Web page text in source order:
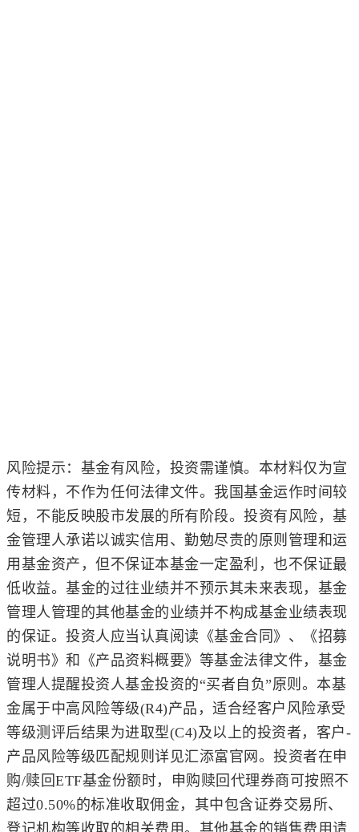
风险提示：基金有风险，投资需谨慎。本材料仅为宣
传材料，不作为任何法律文件。我国基金运作时间较
短，不能反映股市发展的所有阶段。投资有风险，基
金管理人承诺以诚实信用、勤勉尽责的原则管理和运
用基金资产，但不保证本基金一定盈利，也不保证最
低收益。基金的过往业绩并不预示其未来表现，基金
管理人管理的其他基金的业绩并不构成基金业绩表现
的保证。投资人应当认真阅读《基金合同》、《招募
说明书》和《产品资料概要》等基金法律文件，基金
管理人提醒投资人基金投资的“买者自负”原则。本基
金属于中高风险等级(R4)产品，适合经客户风险承受
等级测评后结果为进取型(C4)及以上的投资者，客户-
产品风险等级匹配规则详见汇添富官网。投资者在申
购/赎回ETF基金份额时，申购赎回代理券商可按照不
超过0.50%的标准收取佣金，其中包含证券交易所、
登记机构等收取的相关费用。其他基金的销售费用请